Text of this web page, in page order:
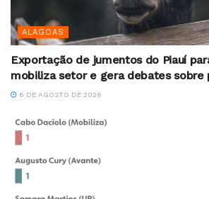
ALAGOAS
Exportação de jumentos do Piauí
mobiliza setor e gera debates sobre
6 DE AGOSTO DE 2026